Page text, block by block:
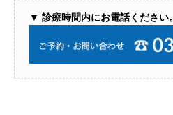
▼ 診療時間内にお電話ください。